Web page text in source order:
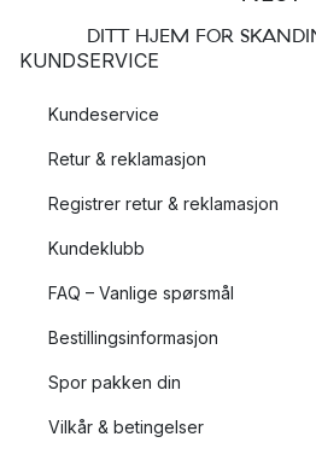
DITT HJEM FOR
KUNDSERVICE
Kundeservice
Retur & reklamasjon
Registrer retur & reklamasjon
Kundeklubb
FAQ – Vanlige spørsmål
Bestillingsinformasjon
Spor pakken din
Vilkår & betingelser